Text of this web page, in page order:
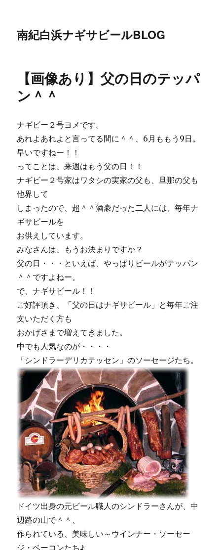
南紀白浜ナギサビールBLOG
【画像あり】父の日のテッパ
ン＾＾
ナギビー２号ヨメです。
あれよあれよと言ってる間に＾＾、6月ももう9日。
早いですねー！！
ってことは、来週はもう父の日！！
ナギビー２号家はワタシの実家の父も、旦那の父も
他界して
しまったので、超＾＾酒豪だった二人には、毎年ナ
ギサビールを
お供えしています。
みなさんは、もうお決まりですか？
父の日・・・といえば、やっぱりビールがテッパン
＾＾ですよねー。
で、ナギサビール！！
ご好評頂き、「父の日はナギサビール」と毎年ご注
文いただく方も
おかげさまで増えてきました。
中でも人気なのが・・・・
「シンドラーデリカテッセン」のソーセージたち。
ドイツ出身の元ビール職人のシンドラーさんが、中
辺路の山で＾＾、
作られている、美味しい～ウインナー・ソーセー
ジ・ベーコンたち♪